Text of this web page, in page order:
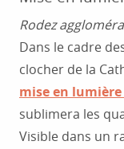
Rodez
Dans le cadre
clocher de la
mise en
sublimera les
Visible dans un